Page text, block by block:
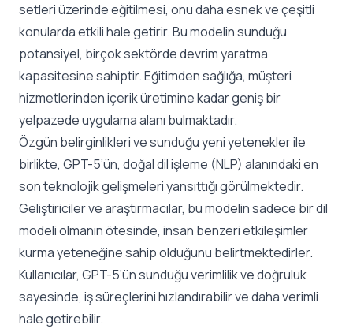
setleri üzerinde eğitilmesi, onu daha esnek ve çeşitli
konularda etkili hale getirir. Bu modelin sunduğu
potansiyel, birçok sektörde devrim yaratma
kapasitesine sahiptir. Eğitimden sağlığa, müşteri
hizmetlerinden içerik üretimine kadar geniş bir
yelpazede uygulama alanı bulmaktadır.
Özgün belirginlikleri ve sunduğu yeni yetenekler ile
birlikte, GPT-5’ün, doğal dil işleme (NLP) alanındaki en
son teknolojik gelişmeleri yansıttığı görülmektedir.
Geliştiriciler ve araştırmacılar, bu modelin sadece bir dil
modeli olmanın ötesinde, insan benzeri etkileşimler
kurma yeteneğine sahip olduğunu belirtmektedirler.
Kullanıcılar, GPT-5’ün sunduğu verimlilik ve doğruluk
sayesinde, iş süreçlerini hızlandırabilir ve daha verimli
hale getirebilir.